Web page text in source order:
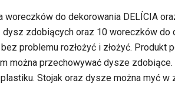
woreczków do dekorowania DELÍCIA
zdobiących oraz 10 woreczków do
problemu rozłożyć i złożyć. Produkt
można przechowywać dysze zdobiące.
Stojak oraz dysze można myć w